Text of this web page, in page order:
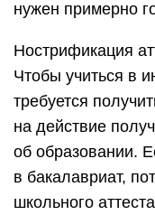
нужен примерно
Нострификация
Чтобы учиться в
требуется
на действие
об образовании.
в бакалавриат,
школьного